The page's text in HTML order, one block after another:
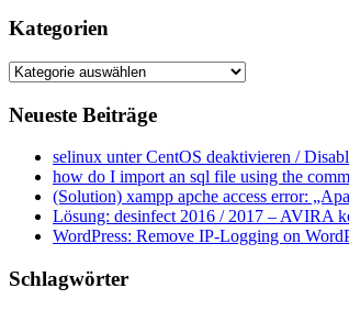
Kategorien
Kategorien
Neueste Beiträge
selinux unter CentOS deaktivieren /
how do I import an sql file using the
(Solution) xampp apche access error:
Lösung: desinfect 2016 / 2017 – AVIRA
WordPress: Remove IP-Logging on
Schlagwörter